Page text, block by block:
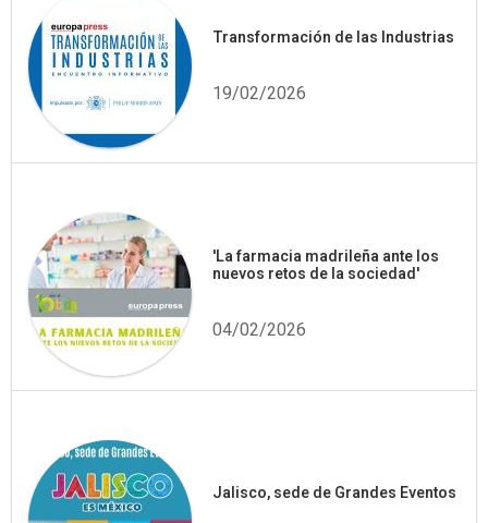
Transformación de las Industrias
19/02/2026
'La farmacia madrileña ante los
nuevos retos de la sociedad'
04/02/2026
Jalisco, sede de Grandes Eventos